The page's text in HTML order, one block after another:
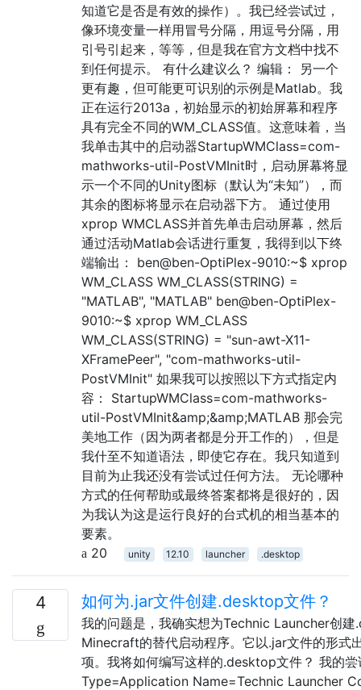
知道它是否是有效的操作）。我已经尝试过，
像环境变量一样用冒号分隔，用逗号分隔，用
引号引起来，等等，但是我在官方文档中找不
到任何提示。 有什么建议么？ 编辑： 另一个
更有趣，但可能更可识别的示例是Matlab。我
正在运行2013a，初始显示的初始屏幕和程序
具有完全不同的WM_CLASS值。这意味着，当
我单击其中的启动器StartupWMClass=com-
mathworks-util-PostVMInit时，启动屏幕将显
示一个不同的Unity图标（默认为“未知”），而
其余​​的图标将显示在启动器下方。 通过使用
xprop WMCLASS并首先单击启动屏幕，然后
通过活动Matlab会话进行重复，我得到以下终
端输出： ben@ben-OptiPlex-9010:~$ xprop
WM_CLASS WM_CLASS(STRING) =
"MATLAB", "MATLAB" ben@ben-OptiPlex-
9010:~$ xprop WM_CLASS
WM_CLASS(STRING) = "sun-awt-X11-
XFramePeer", "com-mathworks-util-
PostVMInit" 如果我可以按照以下方式指定内
容： StartupWMClass=com-mathworks-
util-PostVMInit&amp;&amp;MATLAB 那会完
美地工作（因为两者都是分开工作的），但是
我什至不知道语法，即使它存在。我只知道到
目前为止我还没有尝试过任何方法。 无论哪种
方式的任何帮助或最终答案都将是很好的，因
为我认为这是运行良好的台式机的相当基本的
要素。
20
unity 12.10 launcher .desktop
4 如何为.jar文件创建.desktop文件？
我的问题是，我确实想为Technic Launcher创
Minecraft的替代启动程序。它以.jar文件的形式
项。我将如何编写这样的.desktop文件？ 我的
Type=Application Name=Technic Launcher